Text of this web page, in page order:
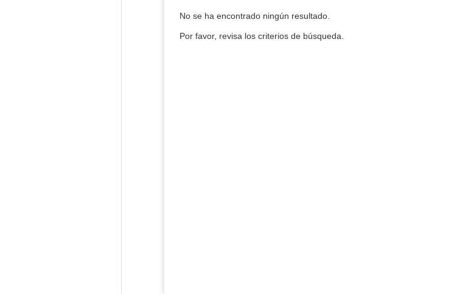
No se ha encontrado ningún resultado.
Por favor, revisa los criterios de búsqueda.